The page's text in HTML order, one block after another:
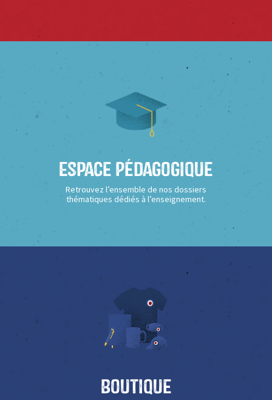
Espace Pédagogique
Retrouvez l’ensemble de nos dossiers
thématiques dédiés à l’enseignement.
Boutique